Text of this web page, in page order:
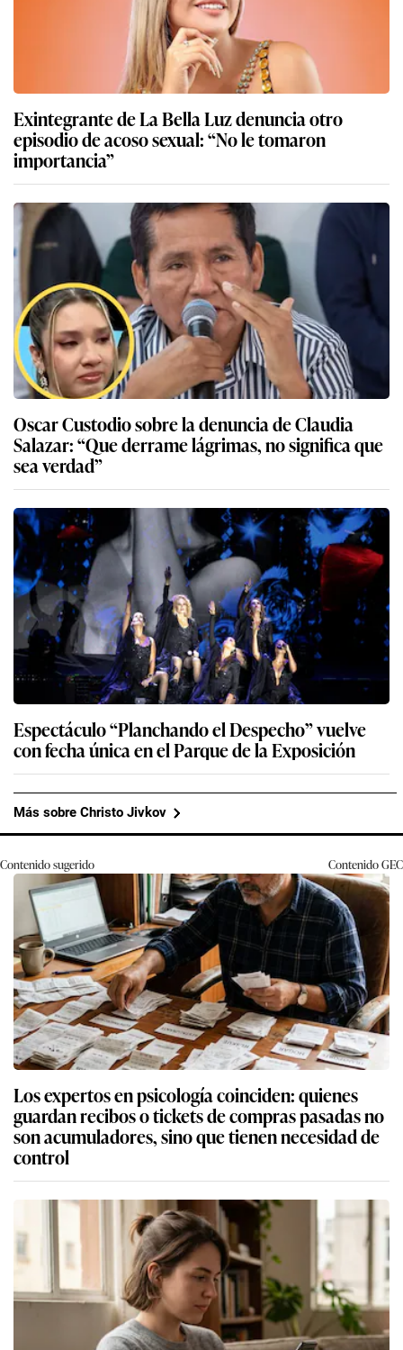
Exintegrante de La Bella Luz denuncia otro
episodio de acoso sexual: “No le tomaron
importancia”
Oscar Custodio sobre la denuncia de Claudia
Salazar: “Que derrame lágrimas, no significa que
sea verdad”
Espectáculo “Planchando el Despecho” vuelve
con fecha única en el Parque de la Exposición
Más sobre Christo Jivkov
Contenido sugerido ContenidoGEC
Los expertos en psicología coinciden: quienes
guardan recibos o tickets de compras pasadas no
son acumuladores, sino que tienen necesidad de
control